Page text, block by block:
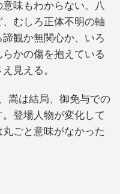
味もわからない。八
むしろ正体不明の軸
観か無関心か、いろ
かの傷を抱えている
見える。
嵩は結局、御免与での
登場人物が変化して
ごと意味がなかった